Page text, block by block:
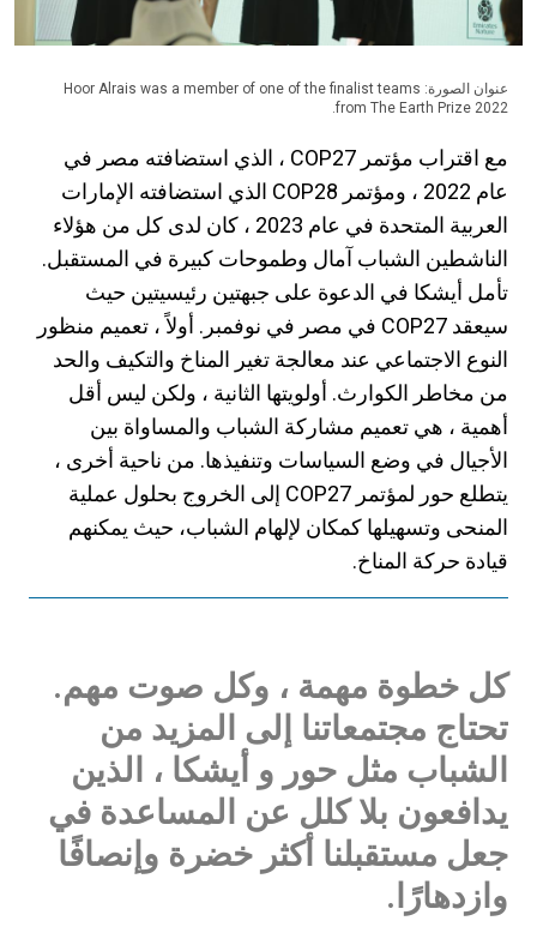
عنوان الصورة: Hoor Alrais was a member of one of the finalist teams
from The Earth Prize 2022.
مع اقتراب مؤتمر COP27 ، الذي استضافته مصر في
عام 2022 ، ومؤتمر COP28 الذي استضافته الإمارات
العربية المتحدة في عام 2023 ، كان لدى كل من هؤلاء
الناشطين الشباب آمال وطموحات كبيرة في المستقبل.
تأمل أيشكا في الدعوة على جبهتين رئيسيتين حيث
سيعقد COP27 في مصر في نوفمبر. أولاً ، تعميم منظور
النوع الاجتماعي عند معالجة تغير المناخ والتكيف والحد
من مخاطر الكوارث. أولويتها الثانية ، ولكن ليس أقل
أهمية ، هي تعميم مشاركة الشباب والمساواة بين
الأجيال في وضع السياسات وتنفيذها. من ناحية أخرى ،
يتطلع حور لمؤتمر COP27 إلى الخروج بحلول عملية
المنحى وتسهيلها كمكان لإلهام الشباب، حيث يمكنهم
قيادة حركة المناخ.
كل خطوة مهمة ، وكل صوت مهم.
تحتاج مجتمعاتنا إلى المزيد من
الشباب مثل حور و أيشكا ، الذين
يدافعون بلا كلل عن المساعدة في
جعل مستقبلنا أكثر خضرة وإنصافًا
وازدهارًا.